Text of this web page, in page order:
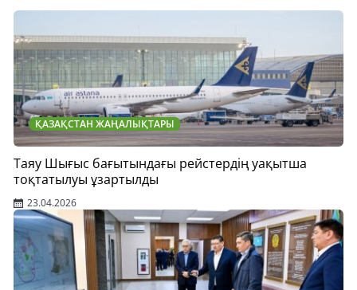
ҚАЗАҚСТАН ЖАҢАЛЫҚТАРЫ
Таяу Шығыс бағытындағы рейстердің уақытша
тоқтатылуы ұзартылды
23.04.2026